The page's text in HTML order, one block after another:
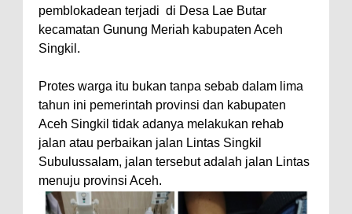
pemblokadean terjadi di Desa Lae Butar
kecamatan Gunung Meriah kabupaten Aceh
Singkil.
Protes warga itu bukan tanpa sebab dalam lima
tahun ini pemerintah provinsi dan kabupaten
Aceh Singkil tidak adanya melakukan rehab
jalan atau perbaikan jalan Lintas Singkil
Subulussalam, jalan tersebut adalah jalan Lintas
menuju provinsi Aceh.